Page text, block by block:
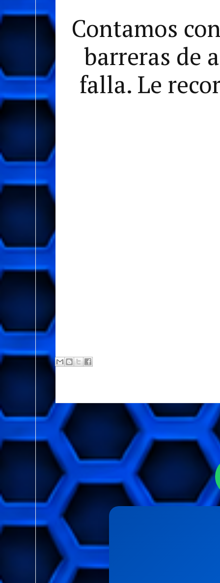
Contamos
barreras de
falla. Le